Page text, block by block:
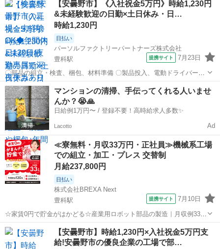
されます。 ■未経験OK!OJTによる丁寧なサポートで安心してスタート
できます。 ※一部、材料...
【安曇野市】《入社祝金5万円》時給1,230円
&未経験歓迎の日勤×土日休み・日…
時給1,230円
日払い
パーソルファクトリーパートナーズ株式会社
豊科駅
提携サイト 7月23日
〇部品の組立・検査、梱包、材料準備 〇製品投入、電動ドライバー使
用の組立 〇ボタンポチッとマシンOP、目視検査〇運搬作業など 私に
もできそうかも!?で大丈夫です◎ 上記からご自身に合った仕事が見つ
かりますよ ＼男女活躍中◎...
長野 安曇野市 工場
マンションの清掃、手伝ってくれる人いませ
んか？😭🙏
日給例1万円〜 / 登録不要！高時給求人多数✨
Lacotto Ad
≪寮無料・月収33万円・正社員≫機械系工場
での組立・加工・プレス 交替制
月給237,800円
日払い
株式会社BREXA Next
豊科駅
提携サイト 7月10日
☆家賃0円で貯金がはかどる☆産業用ロボット部品の製造｜月収例33万
円可！ガッツリ稼げる◎｜20〜40代男女活躍中｜年休130日で心身を
リフレッシュ♪ 産業用ロボットの部品製造 産業用ロボットの部品製造
に関わる業務を担当しま...
長野 安曇野市 豊科駅 その他
【安曇野市】時給1,230円×入社祝金5万円支
給!安曇野市の優良企業の工場で部…